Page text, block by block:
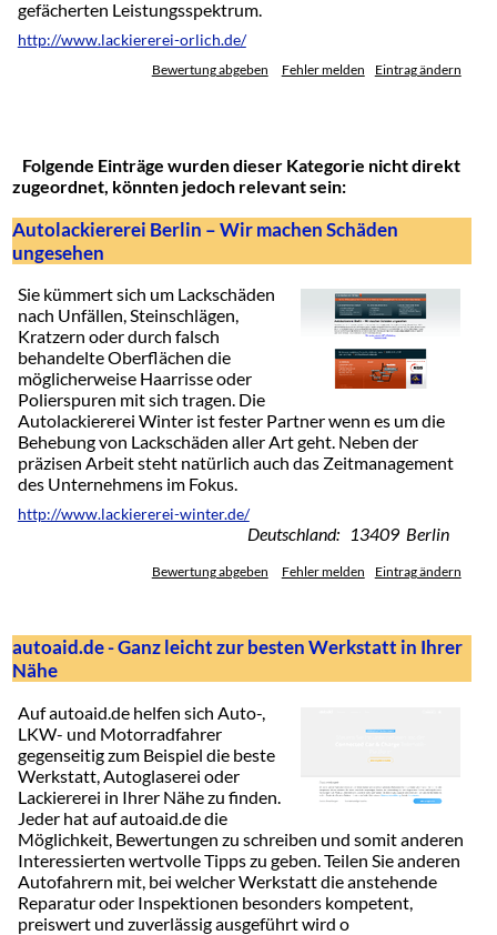
gefächerten Leistungsspektrum.
http://www.lackiererei-orlich.de/
Bewertung abgeben Fehler melden Eintrag ändern
Folgende Einträge wurden dieser Kategorie nicht direkt
zugeordnet, könnten jedoch relevant sein:
Autolackiererei Berlin – Wir machen Schäden
ungesehen
Sie kümmert sich um Lackschäden
nach Unfällen, Steinschlägen,
Kratzern oder durch falsch
behandelte Oberflächen die
möglicherweise Haarrisse oder
Polierspuren mit sich tragen. Die
Autolackiererei Winter ist fester Partner wenn es um die
Behebung von Lackschäden aller Art geht. Neben der
präzisen Arbeit steht natürlich auch das Zeitmanagement
des Unternehmens im Fokus.
http://www.lackiererei-winter.de/
Deutschland: 13409 Berlin
Bewertung abgeben Fehler melden Eintrag ändern
autoaid.de - Ganz leicht zur besten Werkstatt in Ihrer
Nähe
Auf autoaid.de helfen sich Auto-,
LKW- und Motorradfahrer
gegenseitig zum Beispiel die beste
Werkstatt, Autoglaserei oder
Lackiererei in Ihrer Nähe zu finden.
Jeder hat auf autoaid.de die
Möglichkeit, Bewertungen zu schreiben und somit anderen
Interessierten wertvolle Tipps zu geben. Teilen Sie anderen
Autofahrern mit, bei welcher Werkstatt die anstehende
Reparatur oder Inspektionen besonders kompetent,
preiswert und zuverlässig ausgeführt wird o